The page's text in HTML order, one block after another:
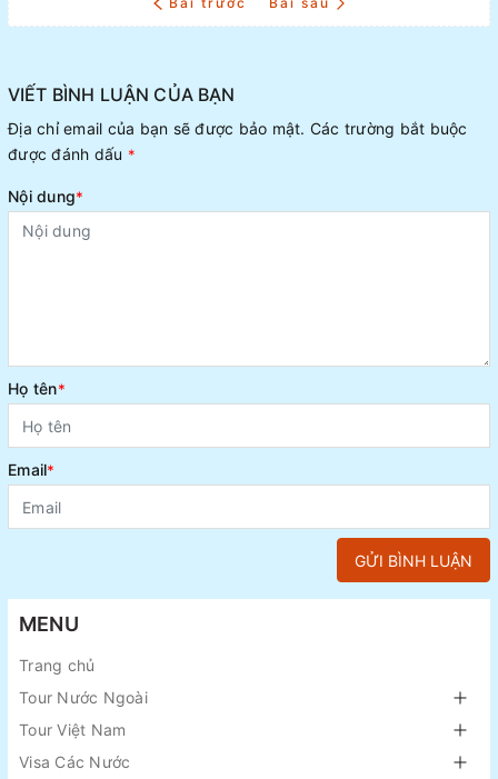
VIẾT BÌNH LUẬN CỦA BẠN
Địa chỉ email của bạn sẽ được bảo mật. Các trường bắt buộc
được đánh dấu *
Nội dung*
Họ tên*
Email*
GỬI BÌNH LUẬN
MENU
Trang chủ
Tour Nước Ngoài
Tour Việt Nam
Visa Các Nước